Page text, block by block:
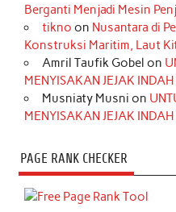
Berganti Menjadi Mesin
tikno on Nusantara di
Konstruksi Maritim, Laut
Amril Taufik Gobel on
MENYISAKAN JEJAK
Musniaty Musni on
MENYISAKAN JEJAK
PAGE RANK CHECKER